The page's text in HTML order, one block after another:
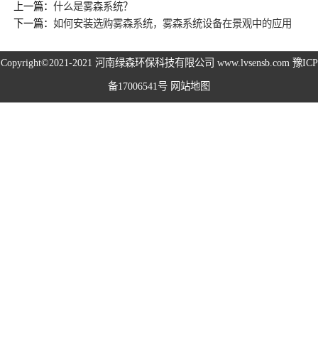
上一篇：什么是雾森系统？
下一篇：如何安装选购雾森系统，雾森系统设备在景观中的应用
Copyright©2021-2021 河南绿森环保科技有限公司 www.lvsensb.com 豫ICP
备17006541号 网站地图
小区喷雾设备
高空除尘雾桩